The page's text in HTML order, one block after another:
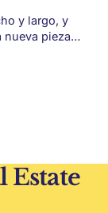
y largo, y
nueva pieza
del
Estate